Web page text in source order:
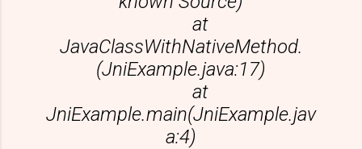
at
JavaClassWithNativeMethod.
(JniExample.java:17)
at
JniExample.main(JniExample.jav
a:4)